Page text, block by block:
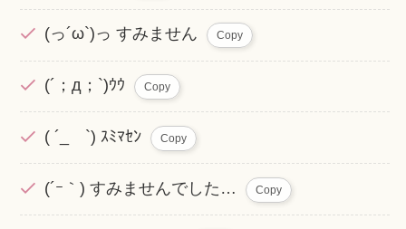
(っ´ω`)っ すみません Copy
(´；д；`)ｳｳ Copy
( ´_ゝ`) ｽﾐﾏｾﾝ Copy
(´ｰ｀) すみませんでした… Copy